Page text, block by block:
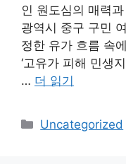
인 원도심의 매력
광역시 중구 구민
정한 유가 흐름 속
‘고유가 피해 민생
… 더 읽기
카
Uncategorized